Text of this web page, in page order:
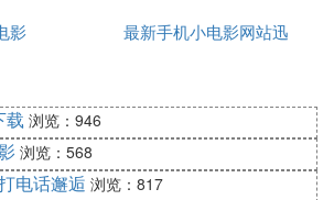
中恩师的身影，顿时灵感突来，他
上，手抚琴弦，弹奏着心之曲，倾
，悠扬的琴声在山间回响。这部动
动画片的颠峰之作，其画面之精美
内涵的哲理，把中国绘画的水墨技
致的境界!
影
最新手机小电影网站迅
载 浏览：946
浏览：568
电话邂逅 浏览：817